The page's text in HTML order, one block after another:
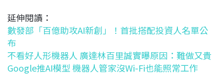
延伸閱讀：
數發部「百億助攻AI新創」！首批搭配投資人名單公
布
不看好人形機器人 廣達林百里誠實曝原因：難做又貴
Google推AI模型 機器人管家沒Wi-Fi也能照常工作